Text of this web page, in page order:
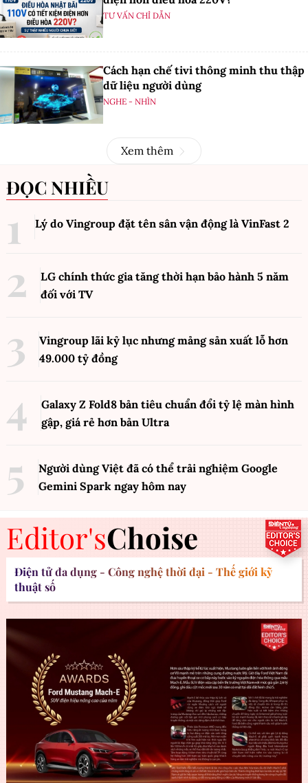
TƯ VẤN CHỈ DẪN
Cách hạn chế tivi thông minh thu thập
dữ liệu người dùng
NGHE - NHÌN
Xem thêm
ĐỌC NHIỀU
Lý do Vingroup đặt tên sân vận động là VinFast 2
LG chính thức gia tăng thời hạn bảo hành 5 năm
đối với TV
Vingroup lãi kỷ lục nhưng mảng sản xuất lỗ hơn
49.000 tỷ đồng
Galaxy Z Fold8 bản tiêu chuẩn đổi tỷ lệ màn hình
gập, giá rẻ hơn bản Ultra
Người dùng Việt đã có thể trải nghiệm Google
Gemini Spark ngay hôm nay
Editor'sChoise
Điện tử đa dụng - Công nghệ thời đại - Thế giới kỹ
thuật số